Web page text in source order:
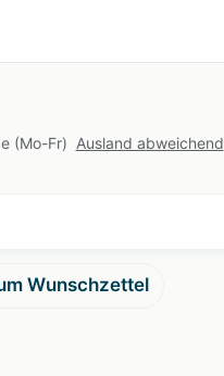
(Mo-Fr) Ausland abweichend
Wunschzettel